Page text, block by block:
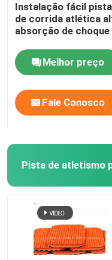
Instalação fácil pista
de corrida atlética
absorção de choque
Melhor preço
Fale Conosco
Pista de atletismo